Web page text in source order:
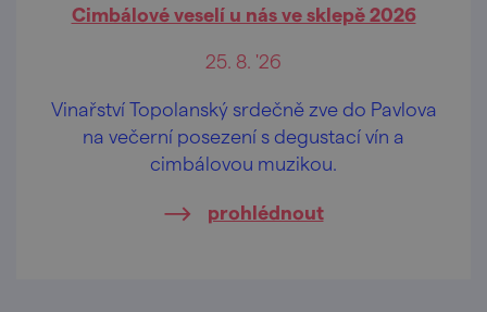
Cimbálové veselí u nás ve sklepě 2026
25. 8. '26
Vinařství Topolanský srdečně zve do Pavlova
na večerní posezení s degustací vín a
cimbálovou muzikou.
prohlédnout